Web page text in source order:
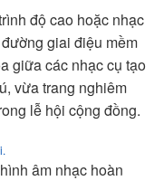
độ cao hoặc nhạc
giai điệu mềm
giữa các nhạc cụ tạo
vừa trang nghiêm
lễ hội cộng đồng.
âm nhạc hoàn